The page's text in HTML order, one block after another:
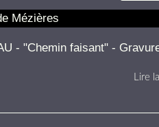
- "Chemin faisant" -
Lire